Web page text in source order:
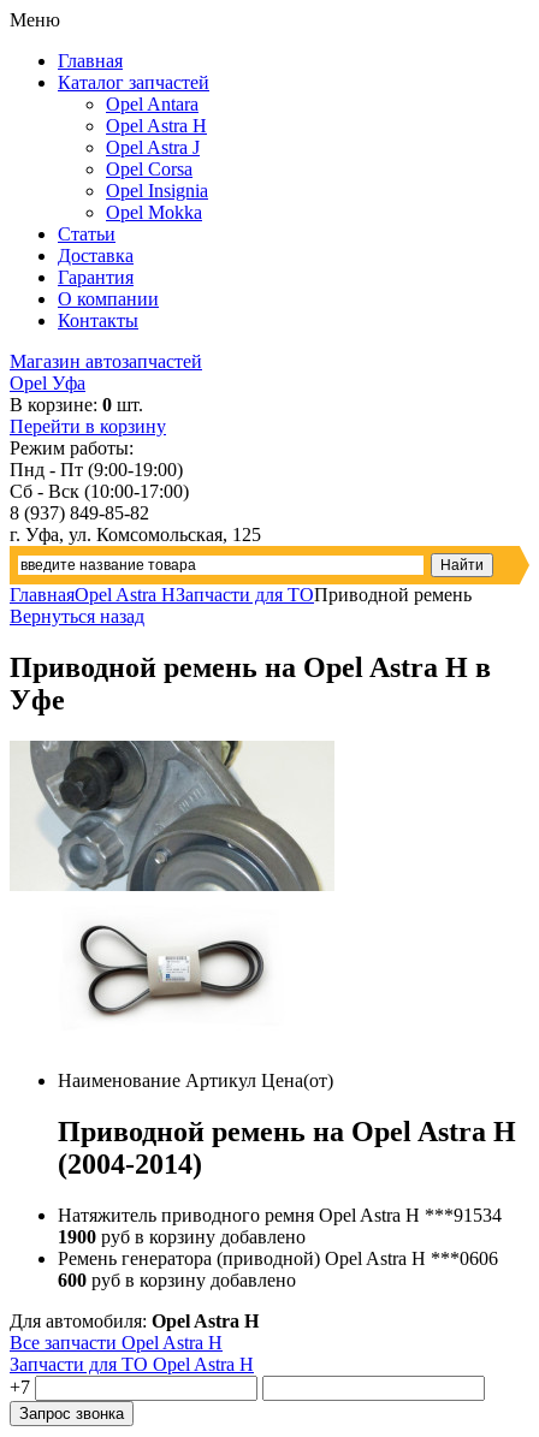
Меню
Главная
Каталог запчастей
Opel Antara
Opel Astra H
Opel Astra J
Opel Corsa
Opel Insignia
Opel Mokka
Статьи
Доставка
Гарантия
О компании
Контакты
Магазин автозапчастей
Opel Уфа
В корзине: 0 шт.
Перейти в корзину
Режим работы:
Пнд - Пт (9:00-19:00)
Сб - Вск (10:00-17:00)
8 (937) 849-85-82
г. Уфа, ул. Комсомольская, 125
ГлавнаяOpel Astra HЗапчасти для ТОПриводной ремень
Вернуться назад
Приводной ремень на Opel Astra H в
Уфе
Наименование Артикул Цена(от)
Приводной ремень на Opel Astra H
(2004-2014)
Натяжитель приводного ремня Opel Astra H ***91534
1900 руб в корзину добавлено
Ремень генератора (приводной) Opel Astra H ***0606
600 руб в корзину добавлено
Для автомобиля: Opel Astra H
Все запчасти Opel Astra H
Запчасти для ТО Opel Astra H
+7